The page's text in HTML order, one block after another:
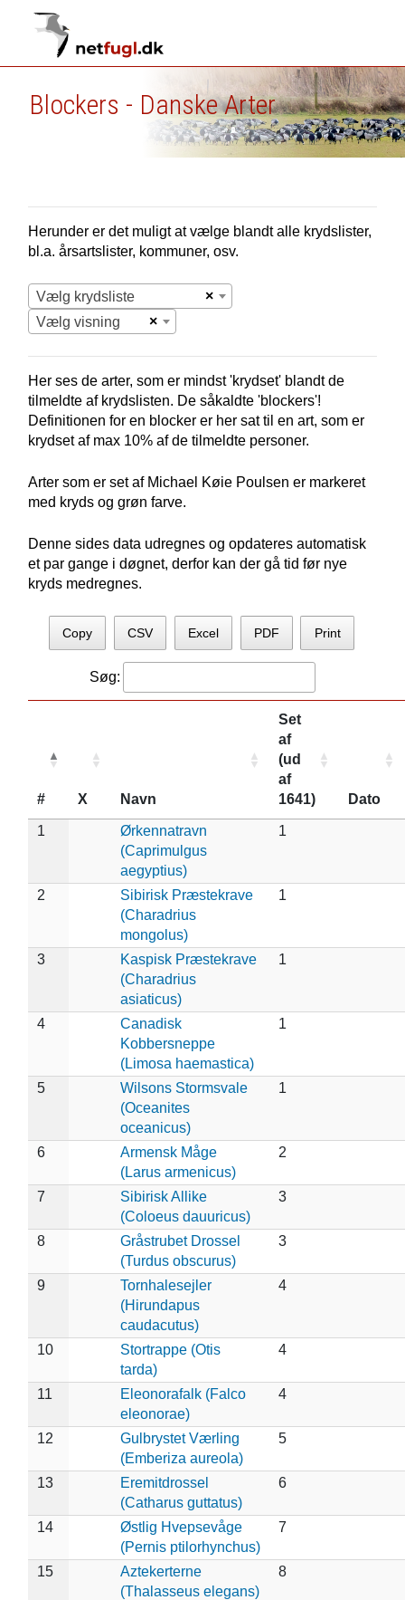
Blockers - Danske Arter
Herunder er det muligt at vælge blandt alle krydslister,
bl.a. årsartslister, kommuner, osv.
×
Vælg krydsliste
×
Vælg visning
Her ses de arter, som er mindst 'krydset' blandt de
tilmeldte af krydslisten. De såkaldte 'blockers'!
Definitionen for en blocker er her sat til en art, som er
krydset af max 10% af de tilmeldte personer.
Arter som er set af Michael Køie Poulsen er markeret
med kryds og grøn farve.
Denne sides data udregnes og opdateres automatisk
et par gange i døgnet, derfor kan der gå tid før nye
kryds medregnes.
Copy CSV Excel PDF Print
Søg:
# X Navn
Set
af
(ud
af
1641)
Dato
1
Ørkennatravn
(Caprimulgus
aegyptius)
1
2
Sibirisk Præstekrave
(Charadrius
mongolus)
1
3
Kaspisk Præstekrave
(Charadrius
asiaticus)
1
4
Canadisk
Kobbersneppe
(Limosa haemastica)
1
5
Wilsons Stormsvale
(Oceanites
oceanicus)
1
6
Armensk Måge
(Larus armenicus)
2
7
Sibirisk Allike
(Coloeus dauuricus)
3
8
Gråstrubet Drossel
(Turdus obscurus)
3
9
Tornhalesejler
(Hirundapus
caudacutus)
4
10
Stortrappe (Otis
tarda)
4
11
Eleonorafalk (Falco
eleonorae)
4
12
Gulbrystet Værling
(Emberiza aureola)
5
13
Eremitdrossel
(Catharus guttatus)
6
14
Østlig Hvepsevåge
(Pernis ptilorhynchus)
7
15
Aztekerterne
(Thalasseus elegans)
8